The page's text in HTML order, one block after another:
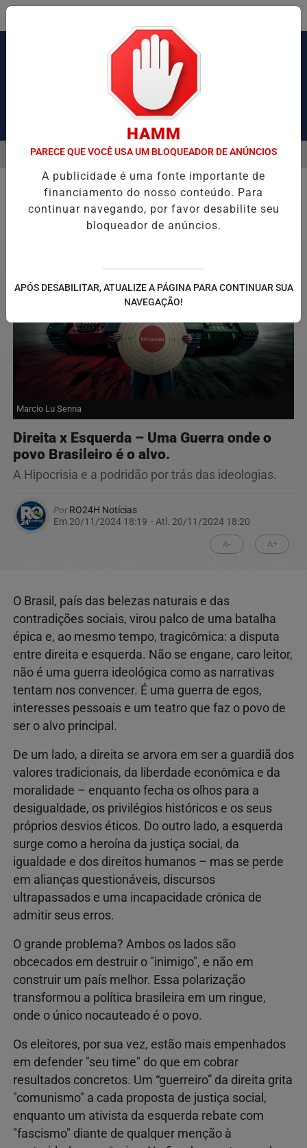
Pesquisar Notícia
PRENDE DOIS SUSPEITOS E APREENDE ARMAS E DROGAS
EM ALTA
MENU
COLUNA
Marcio Lu Senna
Direita x Esquerda – Uma Guerra onde o
povo Brasileiro é o alvo.
A Hipocrisia e a podridão por trás das ideologias.
PorRO24H Notícias
Em 20/11/2024 18:19 - Atl. 20/11/2024 18:20
A- A+
O Brasil, país das belezas naturais e das
contradições sociais, virou palco de uma batalha
épica e, ao mesmo tempo, tragicômica: a disputa
entre direita e esquerda. Não se engane, caro leitor,
não é uma guerra ideológica como as narrativas
tentam nos convencer. É uma guerra de egos,
interesses pessoais e um teatro que faz o povo de
ser o alvo principal.
De um lado, a direita se arvora em ser a guardiã dos
valores tradicionais, da liberdade econômica e da
moralidade – enquanto fecha os olhos para a
desigualdade, os privilégios históricos e os seus
próprios desvios éticos. Do outro lado, a esquerda
surge como a heroína da justiça social, da
igualdade e dos direitos humanos – mas se perde
em alianças questionáveis, discursos
ultrapassados e uma incapacidade crônica de
admitir seus erros.
O grande problema? Ambos os lados são
obcecados em destruir o "inimigo", e não em
construir um país melhor. Essa polarização
transformou a política brasileira em um ringue,
onde o único nocauteado é o povo.
Os eleitores, por sua vez, estão mais empenhados
em defender "seu time" do que em cobrar
resultados concretos. Um “guerreiro” da direita grita
"comunismo" a cada proposta de justiça social,
enquanto um ativista da esquerda rebate com
"fascismo" diante de qualquer menção à
HAMM
PARECE QUE VOCÊ USA UM BLOQUEADOR DE ANÚNCIOS
A publicidade é uma fonte importante de
financiamento do nosso conteúdo. Para
continuar navegando, por favor desabilite seu
bloqueador de anúncios.
APÓS DESABILITAR, ATUALIZE A PÁGINA PARA CONTINUAR SUA
NAVEGAÇÃO!